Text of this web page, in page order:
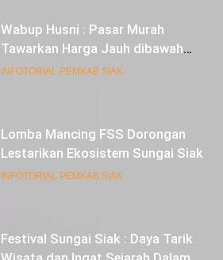
Wabup Husni : Pasar Murah
Tawarkan Harga Jauh dibawah
Pasar Tradisional
INFOTORIAL PEMKAB SIAK
Lomba Mancing FSS Dorongan
Lestarikan Ekosistem Sungai Siak
INFOTORIAL PEMKAB SIAK
Festival Sungai Siak : Daya Tarik